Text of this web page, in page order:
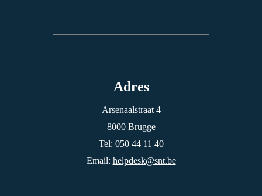
Adres
Arsenaalstraat 4
8000 Brugge
Tel: 050 44 11 40
Email: helpdesk@snt.be